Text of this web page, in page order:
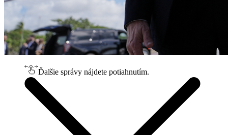
Ďalšie správy nájdete potiahnutím.